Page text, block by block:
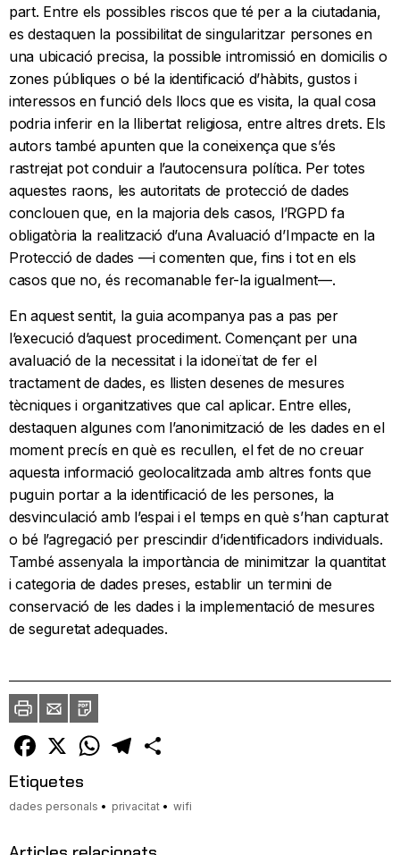
part. Entre els possibles riscos que té per a la ciutadania,
es destaquen la possibilitat de singularitzar persones en
una ubicació precisa, la possible intromissió en domicilis o
zones públiques o bé la identificació d’hàbits, gustos i
interessos en funció dels llocs que es visita, la qual cosa
podria inferir en la llibertat religiosa, entre altres drets. Els
autors també apunten que la coneixença que s’és
rastrejat pot conduir a l’autocensura política. Per totes
aquestes raons, les autoritats de protecció de dades
conclouen que, en la majoria dels casos, l’RGPD fa
obligatòria la realització d’una Avaluació d’Impacte en la
Protecció de dades —i comenten que, fins i tot en els
casos que no, és recomanable fer-la igualment—.
En aquest sentit, la guia acompanya pas a pas per
l’execució d’aquest procediment. Començant per una
avaluació de la necessitat i la idoneïtat de fer el
tractament de dades, es llisten desenes de mesures
tècniques i organitzatives que cal aplicar. Entre elles,
destaquen algunes com l’anonimització de les dades en el
moment precís en què es recullen, el fet de no creuar
aquesta informació geolocalitzada amb altres fonts que
puguin portar a la identificació de les persones, la
desvinculació amb l’espai i el temps en què s’han capturat
o bé l’agregació per prescindir d’identificadors individuals.
També assenyala la importància de minimitzar la quantitat
i categoria de dades preses, establir un termini de
conservació de les dades i la implementació de mesures
de seguretat adequades.
ImprimirEnvia
un
amic
PDF
Facebook
X WhatsAppTelegram
Etiquetes
dades personals privacitat wifi